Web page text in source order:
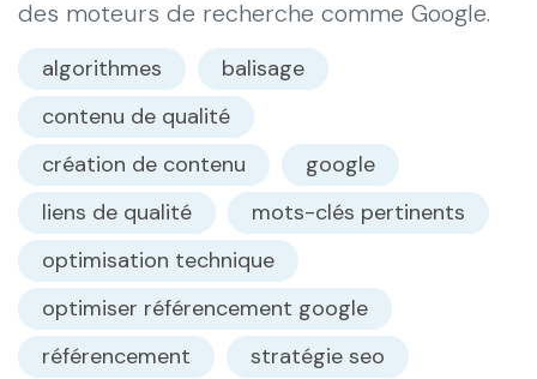
des moteurs de recherche comme Google.
algorithmes
balisage
contenu de qualité
création de contenu
google
liens de qualité
mots-clés pertinents
optimisation technique
optimiser référencement google
référencement
stratégie seo